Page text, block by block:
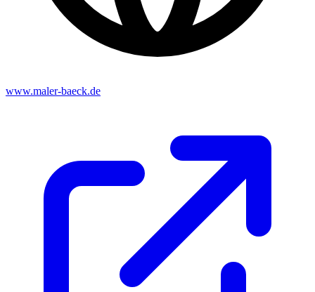
www.maler-baeck.de